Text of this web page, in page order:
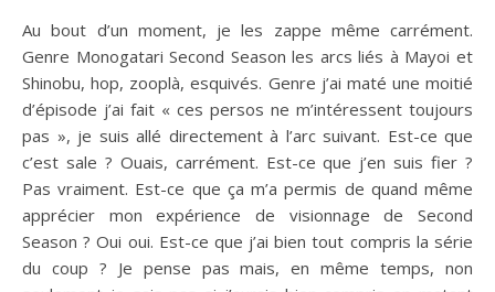
Au bout d’un moment, je les zappe même carrément.
Genre Monogatari Second Season les arcs liés à Mayoi et
Shinobu, hop, zooplà, esquivés. Genre j’ai maté une moitié
d’épisode j’ai fait « ces persos ne m’intéressent toujours
pas », je suis allé directement à l’arc suivant. Est-ce que
c’est sale ? Ouais, carrément. Est-ce que j’en suis fier ?
Pas vraiment. Est-ce que ça m’a permis de quand même
apprécier mon expérience de visionnage de Second
Season ? Oui oui. Est-ce que j’ai bien tout compris la série
du coup ? Je pense pas mais, en même temps, non